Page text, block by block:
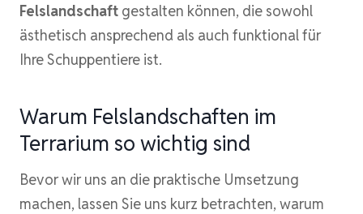
Felslandschaft gestalten können, die sowohl
ästhetisch ansprechend als auch funktional für
Ihre Schuppentiere ist.
Warum Felslandschaften im
Terrarium so wichtig sind
Bevor wir uns an die praktische Umsetzung
machen, lassen Sie uns kurz betrachten, warum